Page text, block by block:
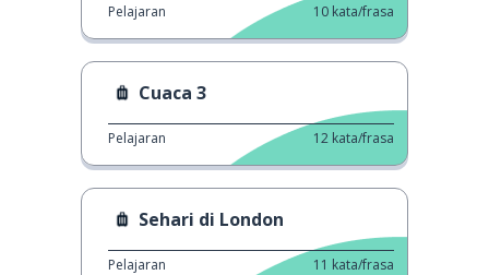
Pelajaran 10 kata/frasa
Cuaca 3
Pelajaran 12 kata/frasa
Sehari di London
Pelajaran 11 kata/frasa